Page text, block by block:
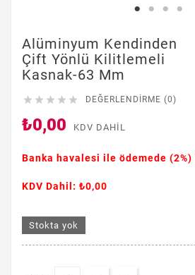
Alüminyum Kendinden
Çift Yönlü Kilitlemeli
Kasnak-63 Mm
     DEĞERLENDIRME (0)
₺0,00 KDV DAHIL
Banka havalesi ile ödemede (2%)
KDV Dahil: ₺0,00
Stokta yok